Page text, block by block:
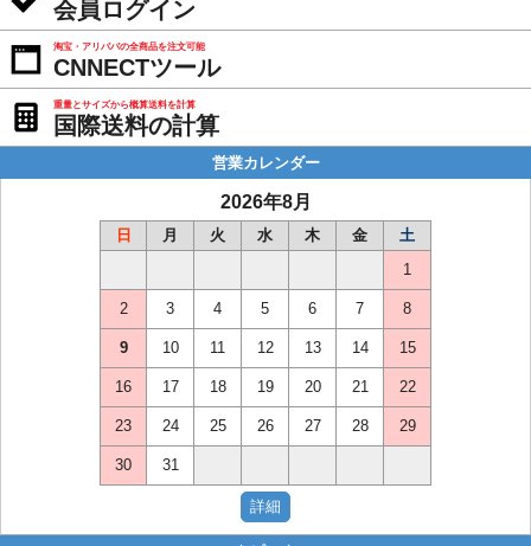
会員ログイン
淘宝・アリババの全商品を注文可能
CNNECTツール
重量とサイズから概算送料を計算
国際送料の計算
営業カレンダー
2026年8月
日 月 火 水 木 金
土
1
2 3 4 5 6 7 8
9 10 11 12 13 14 15
16 17 18 19 20 21 22
23 24 25 26 27 28 29
30 31